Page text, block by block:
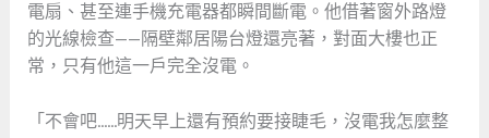
電扇、甚至連手機充電器都瞬間斷電。他借著窗外路燈
的光線檢查——隔壁鄰居陽台燈還亮著，對面大樓也正
常，只有他這一戶完全沒電。
「不會吧……明天早上還有預約要接睫毛，沒電我怎麼整